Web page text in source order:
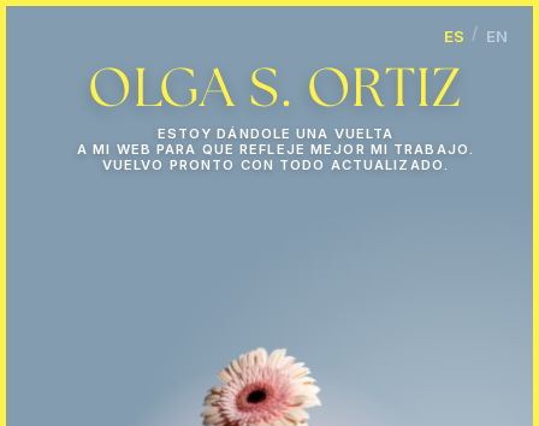
ES / EN
Fotografía de
OLGA S. ORTIZ
ESTOY DÁNDOLE UNA VUELTA
A MI WEB PARA QUE REFLEJE MEJOR MI TRABAJO.
VUELVO PRONTO CON TODO ACTUALIZADO.